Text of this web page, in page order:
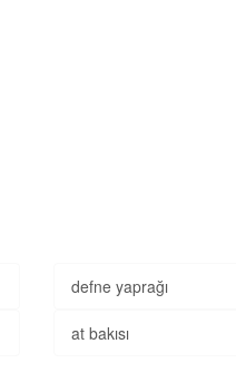
defne yaprağı
at bakısı